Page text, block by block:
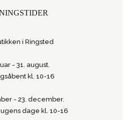
i Ringsted
- 31. august.
kl. 10-16
- 23. december.
dage kl. 10-16